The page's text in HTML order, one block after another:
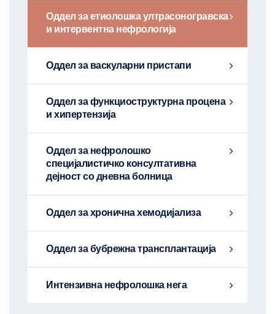
Оддел за етиолошка ултрасоногравска
и интервентна нефрологија
Оддел за васкуларни пристапи
Оддел за функциоструктурна процена
и хипертензија
Оддел за нефролошко
специјалистичко консултативна
дејност со дневна болница
Оддел за хронична хемодијализа
Оддел за бубрежна трансплантација
Интензивна нефролошка нега